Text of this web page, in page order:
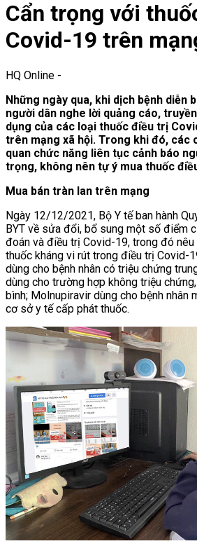
Cẩn trọng với
Covid-19 trên
HQ Online -
Những ngày qua, khi dịch bệnh diễn
người dân nghe lời quảng cáo,
dụng của các loại thuốc điều trị
trên mạng xã hội. Trong khi đó, các
quan chức năng liên tục cảnh báo
trọng, không nên tự ý mua thuốc
Mua bán tràn lan trên mạng
Ngày 12/12/2021, Bộ Y tế ban hành
BYT về sửa đổi, bổ sung một số điểm
đoán và điều trị Covid-19, trong đó
thuốc kháng vi rút trong điều trị Covid-
dùng cho bệnh nhân có triệu chứng
dùng cho trường hợp không triệu
bình; Molnupiravir dùng cho bệnh nhân
cơ sở y tế cấp phát thuốc.